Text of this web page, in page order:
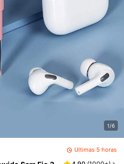
1/6
Últimas 5 horas